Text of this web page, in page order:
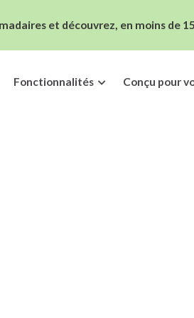
et découvrez, en moins de
Fonctionnalités Conçu pour